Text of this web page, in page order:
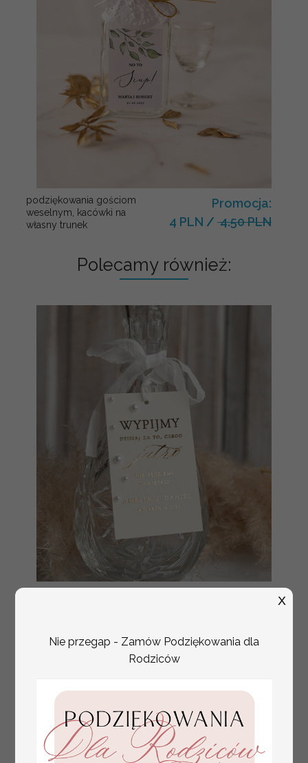
podziękowania gościom
weselnym, kacówki na
własny trunek
Promocja:
4 PLN / 4.50 PLN
Polecamy również:
zawieszkach ślubnych,
Nie przegap - Zamów Podziękowania dla
Rodziców
X